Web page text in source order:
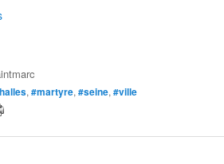
, #martyre, #seine, #ville